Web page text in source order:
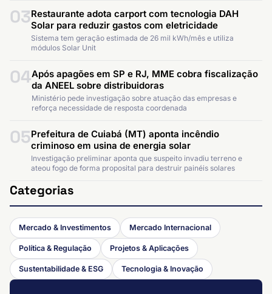
03Restaurante adota carport com tecnologia DAH
Solar para reduzir gastos com eletricidade
Sistema tem geração estimada de 26 mil kWh/mês e utiliza
módulos Solar Unit
04Após apagões em SP e RJ, MME cobra fiscalização
da ANEEL sobre distribuidoras
Ministério pede investigação sobre atuação das empresas e
reforça necessidade de resposta coordenada
05Prefeitura de Cuiabá (MT) aponta incêndio
criminoso em usina de energia solar
Investigação preliminar aponta que suspeito invadiu terreno e
ateou fogo de forma proposital para destruir painéis solares
Categorias
Mercado & Investimentos Mercado Internacional
Política & Regulação Projetos & Aplicações
Sustentabilidade & ESG Tecnologia & Inovação